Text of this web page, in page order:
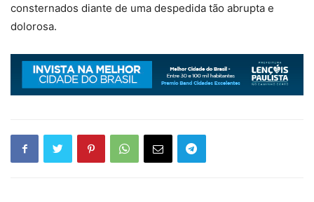
consternados diante de uma despedida tão abrupta e
dolorosa.